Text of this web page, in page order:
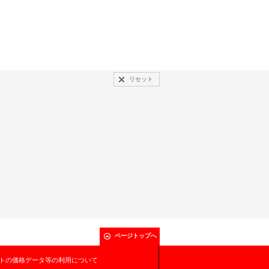
リセット
ページトップへ
の価格データ等の利用について